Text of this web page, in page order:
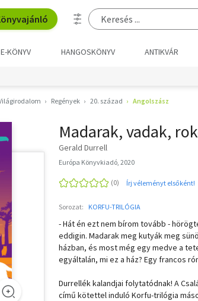
E-KÖNYV HANGOSKÖNYV ANTIKVÁR
Regények 20. század Angolszász
Madarak, vadak,
Gerald Durrell
Európa Könyvkiadó, 2020
Írj véleményt elsőként!
Sorozat: KORFU-TRILÓGIA
- Hát én ezt nem bírom tovább -
eddigin. Madarak meg kutyák meg
házban, és most még egy medve a
egyáltalán, mi ez a ház? Egy francos
Durrellék kalandjai folytatódnak! A
című kötettel induló Korfu-trilógia